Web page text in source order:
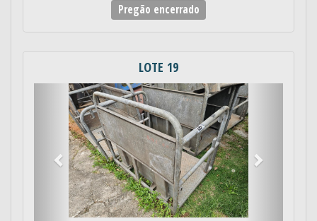
Pregão encerrado
LOTE 19
Anterior